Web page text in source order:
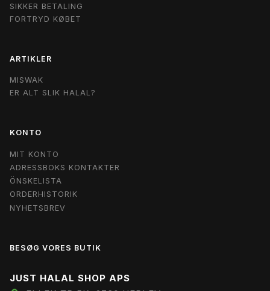
SIKKER BETALING
FORTRYD KØBET
ARTIKLER
MISWAK
ER ALT SLIK HALAL?
KONTO
MIT KONTO
ADRESSBOKS KONTAKTER
ÖNSKELISTA
ORDERHISTORIK
NYHETSBREV
BESØG VORES BUTIK
JUST HALAL SHOP APS